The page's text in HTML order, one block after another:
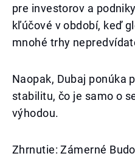
pre investorov a
kľúčové v období, keď
mnohé trhy
Naopak, Dubaj ponúka
stabilitu, čo je samo o
výhodou.
Zhrnutie: Zámerné